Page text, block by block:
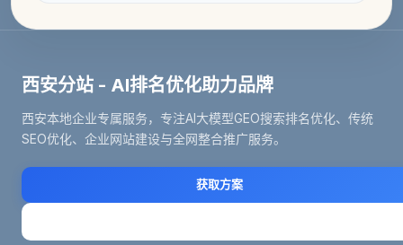
西安分站 - AI排名优化助力品牌
西安本地企业专属服务，专注AI大模型GEO搜索排名优化、传统
SEO优化、企业网站建设与全网整合推广服务。
获取方案